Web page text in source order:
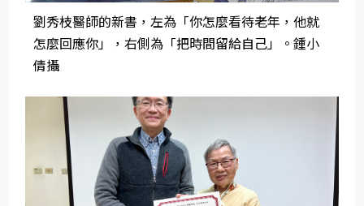
劉秀枝醫師的新書，左為「你怎麼看待老年，他就
怎麼回應你」，右側為「把時間留給自己」。鍾小
倩攝